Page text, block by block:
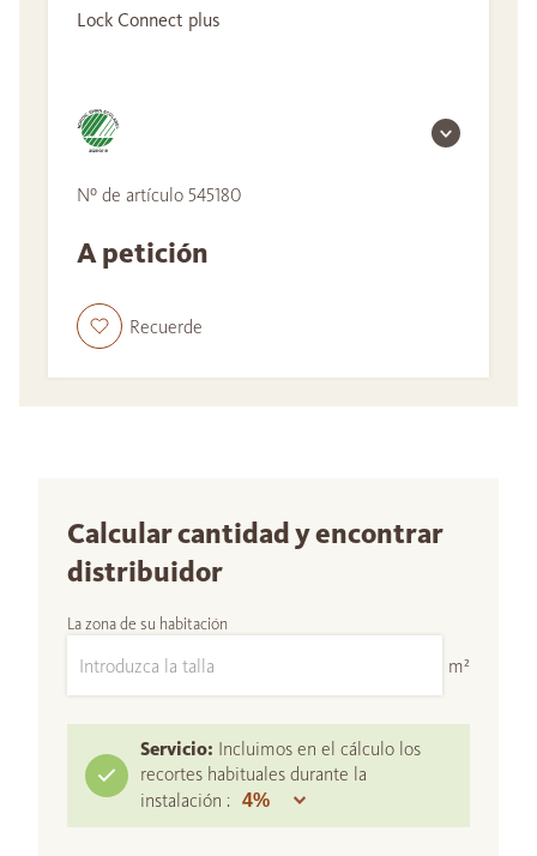
Lock Connect plus
Nº de artículo 545180
A petición
Recuerde
Calcular cantidad y encontrar
distribuidor
La zona de su habitación
m²
Servicio: Incluimos en el cálculo los
recortes habituales durante la
instalación :